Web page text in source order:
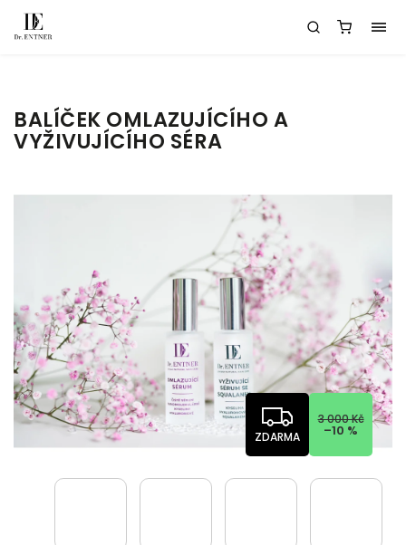
BALÍČEK OMLAZUJÍCÍHO A
VYŽIVUJÍCÍHO SÉRA
ZDARMA
3 000 Kč
–10 %